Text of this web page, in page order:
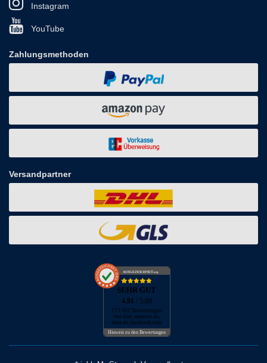
Instagram
YouTube
Zahlungsmethoden
Versandpartner
AUSGEZEICHNET.org
SEHR GUT
4.91 / 5.00
173.452 Bewertungen
von hier, amazon.de,
ebay.de, facebook.com
Hinweis zu den Bewertungen